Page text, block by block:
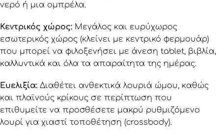
νερό ή μια ομπρέλα.
Κεντρικός χώρος: Μεγάλος και ευρύχωρος
εσωτερικός χώρος (κλείνει με κεντρικό φερμουάρ)
που μπορεί να φιλοξενήσει με άνεση tablet, βιβλία,
καλλυντικά και όλα τα απαραίτητα της ημέρας.
Ευελιξία: Διαθέτει ανθεκτικά λουριά ώμου, καθώς
και πλαϊνούς κρίκους σε περίπτωση που
επιθυμείτε να προσθέσετε μακρύ ρυθμιζόμενο
λουρί για χιαστί τοποθέτηση (crossbody).